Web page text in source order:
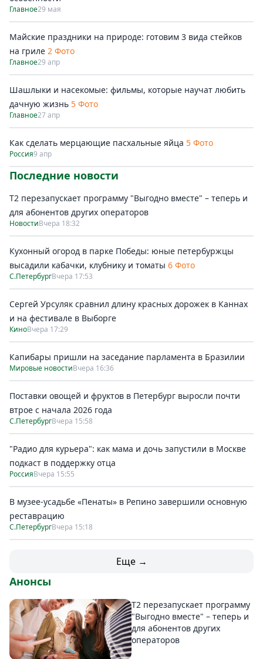
Главное29 мая
Майские праздники на природе: готовим 3 вида стейков
на гриле 2 Фото
Главное29 апр
Шашлыки и насекомые: фильмы, которые научат любить
дачную жизнь 5 Фото
Главное27 апр
Как сделать мерцающие пасхальные яйца 5 Фото
Россия9 апр
Последние новости
Т2 перезапускает программу "Выгодно вместе" – теперь и
для абонентов других операторов
НовостиВчера 18:32
Кухонный огород в парке Победы: юные петербуржцы
высадили кабачки, клубнику и томаты 6 Фото
С.ПетербургВчера 17:53
Сергей Урсуляк сравнил длину красных дорожек в Каннах
и на фестивале в Выборге
КиноВчера 17:29
Капибары пришли на заседание парламента в Бразилии
Мировые новостиВчера 16:36
Поставки овощей и фруктов в Петербург выросли почти
втрое с начала 2026 года
С.ПетербургВчера 15:58
"Радио для курьера": как мама и дочь запустили в Москве
подкаст в поддержку отца
РоссияВчера 15:55
В музее-усадьбе «Пенаты» в Репино завершили основную
реставрацию
С.ПетербургВчера 15:18
Еще →
Анонсы
Т2 перезапускает программу
"Выгодно вместе" – теперь и
для абонентов других
операторов